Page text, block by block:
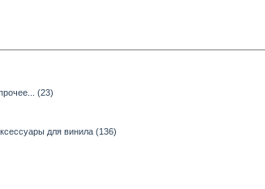
(23)
для винила (136)